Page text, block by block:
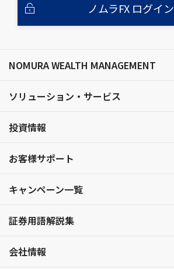
ノムラFX ログイン
NOMURA WEALTH MANAGEMENT
ソリューション・サービス
投資情報
お客様サポート
キャンペーン一覧
証券用語解説集
会社情報